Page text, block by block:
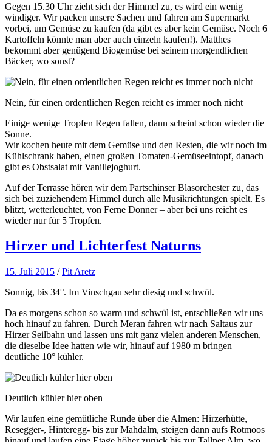
Gegen 15.30 Uhr zieht sich der Himmel zu, es wird ein wenig
windiger. Wir packen unsere Sachen und fahren am Supermarkt
vorbei, um Gemüse zu kaufen (da gibt es aber kein Gemüse. Noch 6
Kartoffeln könnte man aber auch einzeln kaufen!). Matthes
bekommt aber genügend Biogemüse bei seinem morgendlichen
Bäcker, wo sonst?
Nein, für einen ordentlichen Regen reicht es immer noch nicht
Einige wenige Tropfen Regen fallen, dann scheint schon wieder die
Sonne.
Wir kochen heute mit dem Gemüse und den Resten, die wir noch im
Kühlschrank haben, einen großen Tomaten-Gemüseeintopf, danach
gibt es Obstsalat mit Vanillejoghurt.
Auf der Terrasse hören wir dem Partschinser Blasorchester zu, das
sich bei zuziehendem Himmel durch alle Musikrichtungen spielt. Es
blitzt, wetterleuchtet, von Ferne Donner – aber bei uns reicht es
wieder nur für 5 Tropfen.
Hirzer und Lichterfest Naturns
15. Juli 2015 /Pit Aretz
Sonnig, bis 34°. Im Vinschgau sehr diesig und schwül.
Da es morgens schon so warm und schwül ist, entschließen wir uns
hoch hinauf zu fahren. Durch Meran fahren wir nach Saltaus zur
Hirzer Seilbahn und lassen uns mit ganz vielen anderen Menschen,
die dieselbe Idee hatten wie wir, hinauf auf 1980 m bringen –
deutliche 10° kühler.
Deutlich kühler hier oben
Wir laufen eine gemütliche Runde über die Almen: Hirzerhütte,
Resegger-, Hinteregg- bis zur Mahdalm, steigen dann aufs Rotmoos